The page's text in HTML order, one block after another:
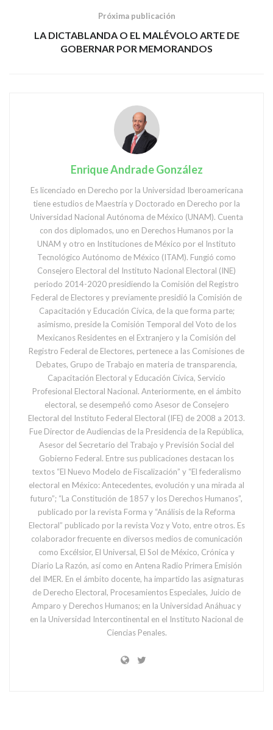
Próxima publicación
LA DICTABLANDA O EL MALÉVOLO ARTE DE
GOBERNAR POR MEMORANDOS
Enrique Andrade González
Es licenciado en Derecho por la Universidad Iberoamericana
tiene estudios de Maestría y Doctorado en Derecho por la
Universidad Nacional Autónoma de México (UNAM). Cuenta
con dos diplomados, uno en Derechos Humanos por la
UNAM y otro en Instituciones de México por el Instituto
Tecnológico Autónomo de México (ITAM). Fungió como
Consejero Electoral del Instituto Nacional Electoral (INE)
periodo 2014-2020 presidiendo la Comisión del Registro
Federal de Electores y previamente presidió la Comisión de
Capacitación y Educación Cívica, de la que forma parte;
asimismo, preside la Comisión Temporal del Voto de los
Mexicanos Residentes en el Extranjero y la Comisión del
Registro Federal de Electores, pertenece a las Comisiones de
Debates, Grupo de Trabajo en materia de transparencia,
Capacitación Electoral y Educación Cívica, Servicio
Profesional Electoral Nacional. Anteriormente, en el ámbito
electoral, se desempeñó como Asesor de Consejero
Electoral del Instituto Federal Electoral (IFE) de 2008 a 2013.
Fue Director de Audiencias de la Presidencia de la República,
Asesor del Secretario del Trabajo y Previsión Social del
Gobierno Federal. Entre sus publicaciones destacan los
textos “El Nuevo Modelo de Fiscalización” y “El federalismo
electoral en México: Antecedentes, evolución y una mirada al
futuro”; “La Constitución de 1857 y los Derechos Humanos”,
publicado por la revista Forma y “Análisis de la Reforma
Electoral” publicado por la revista Voz y Voto, entre otros. Es
colaborador frecuente en diversos medios de comunicación
como Excélsior, El Universal, El Sol de México, Crónica y
Diario La Razón, así como en Antena Radio Primera Emisión
del IMER. En el ámbito docente, ha impartido las asignaturas
de Derecho Electoral, Procesamientos Especiales, Juicio de
Amparo y Derechos Humanos; en la Universidad Anáhuac y
en la Universidad Intercontinental en el Instituto Nacional de
Ciencias Penales.